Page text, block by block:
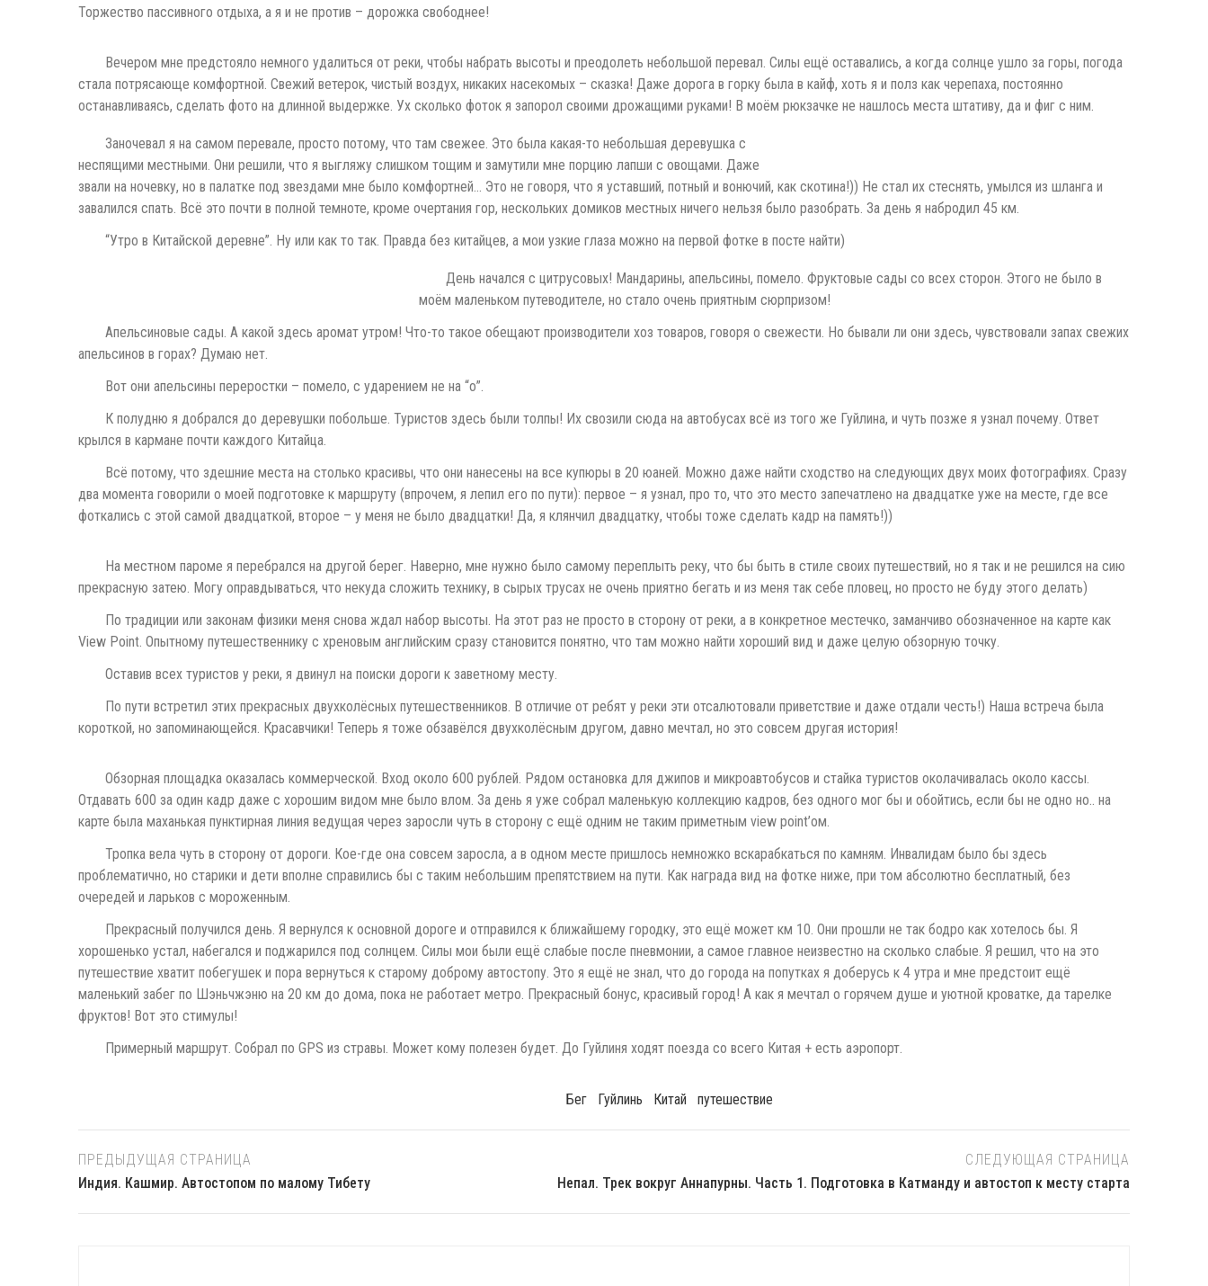
Торжество пассивного отдыха, а я и не против – дорожка свободнее!
Вечером мне предстояло немного удалиться от реки, чтобы набрать высоты и преодолеть небольшой перевал. Силы ещё оставались, а когда солнце ушло за горы, погода
стала потрясающе комфортной. Свежий ветерок, чистый воздух, никаких насекомых – сказка! Даже дорога в горку была в кайф, хоть я и полз как черепаха, постоянно
останавливаясь, сделать фото на длинной выдержке. Ух сколько фоток я запорол своими дрожащими руками! В моём рюкзачке не нашлось места штативу, да и фиг с ним.
Заночевал я на самом перевале, просто потому, что там свежее. Это была какая-то небольшая деревушка с
неспящими местными. Они решили, что я выгляжу слишком тощим и замутили мне порцию лапши с овощами. Даже
звали на ночевку, но в палатке под звездами мне было комфортней… Это не говоря, что я уставший, потный и вонючий, как скотина!)) Не стал их стеснять, умылся из шланга и
завалился спать. Всё это почти в полной темноте, кроме очертания гор, нескольких домиков местных ничего нельзя было разобрать. За день я набродил 45 км.
“Утро в Китайской деревне”. Ну или как то так. Правда без китайцев, а мои узкие глаза можно на первой фотке в посте найти)
День начался с цитрусовых! Мандарины, апельсины, помело. Фруктовые сады со всех сторон. Этого не было в
моём маленьком путеводителе, но стало очень приятным сюрпризом!
Апельсиновые сады. А какой здесь аромат утром! Что-то такое обещают производители хоз товаров, говоря о свежести. Но бывали ли они здесь, чувствовали запах свежих
апельсинов в горах? Думаю нет.
Вот они апельсины переростки – помело, с ударением не на “о”.
К полудню я добрался до деревушки побольше. Туристов здесь были толпы! Их свозили сюда на автобусах всё из того же Гуйлина, и чуть позже я узнал почему. Ответ
крылся в кармане почти каждого Китайца.
Всё потому, что здешние места на столько красивы, что они нанесены на все купюры в 20 юаней. Можно даже найти сходство на следующих двух моих фотографиях. Сразу
два момента говорили о моей подготовке к маршруту (впрочем, я лепил его по пути): первое – я узнал, про то, что это место запечатлено на двадцатке уже на месте, где все
фоткались с этой самой двадцаткой, второе – у меня не было двадцатки! Да, я клянчил двадцатку, чтобы тоже сделать кадр на память!))
На местном пароме я перебрался на другой берег. Наверно, мне нужно было самому переплыть реку, что бы быть в стиле своих путешествий, но я так и не решился на сию
прекрасную затею. Могу оправдываться, что некуда сложить технику, в сырых трусах не очень приятно бегать и из меня так себе пловец, но просто не буду этого делать)
По традиции или законам физики меня снова ждал набор высоты. На этот раз не просто в сторону от реки, а в конкретное местечко, заманчиво обозначенное на карте как
View Point. Опытному путешественнику с хреновым английским сразу становится понятно, что там можно найти хороший вид и даже целую обзорную точку.
Оставив всех туристов у реки, я двинул на поиски дороги к заветному месту.
По пути встретил этих прекрасных двухколёсных путешественников. В отличие от ребят у реки эти отсалютовали приветствие и даже отдали честь!) Наша встреча была
короткой, но запоминающейся. Красавчики! Теперь я тоже обзавёлся двухколёсным другом, давно мечтал, но это совсем другая история!
Обзорная площадка оказалась коммерческой. Вход около 600 рублей. Рядом остановка для джипов и микроавтобусов и стайка туристов околачивалась около кассы.
Отдавать 600 за один кадр даже с хорошим видом мне было влом. За день я уже собрал маленькую коллекцию кадров, без одного мог бы и обойтись, если бы не одно но.. на
карте была маханькая пунктирная линия ведущая через заросли чуть в сторону с ещё одним не таким приметным view point’ом.
Тропка вела чуть в сторону от дороги. Кое-где она совсем заросла, а в одном месте пришлось немножко вскарабкаться по камням. Инвалидам было бы здесь
проблематично, но старики и дети вполне справились бы с таким небольшим препятствием на пути. Как награда вид на фотке ниже, при том абсолютно бесплатный, без
очередей и ларьков с мороженным.
Прекрасный получился день. Я вернулся к основной дороге и отправился к ближайшему городку, это ещё может км 10. Они прошли не так бодро как хотелось бы. Я
хорошенько устал, набегался и поджарился под солнцем. Силы мои были ещё слабые после пневмонии, а самое главное неизвестно на сколько слабые. Я решил, что на это
путешествие хватит побегушек и пора вернуться к старому доброму автостопу. Это я ещё не знал, что до города на попутках я доберусь к 4 утра и мне предстоит ещё
маленький забег по Шэньчжэню на 20 км до дома, пока не работает метро. Прекрасный бонус, красивый город! А как я мечтал о горячем душе и уютной кроватке, да тарелке
фруктов! Вот это стимулы!
Примерный маршрут. Собрал по GPS из стравы. Может кому полезен будет. До Гуйлиня ходят поезда со всего Китая + есть аэропорт.
Бег Гуйлинь Китай Путешествие
ПРЕДЫДУЩАЯ СТРАНИЦА
Индия. Кашмир. Автостопом по малому Тибету
СЛЕДУЮЩАЯ СТРАНИЦА
Непал. Трек вокруг Аннапурны. Часть 1. Подготовка в Катманду и автостоп к месту старта